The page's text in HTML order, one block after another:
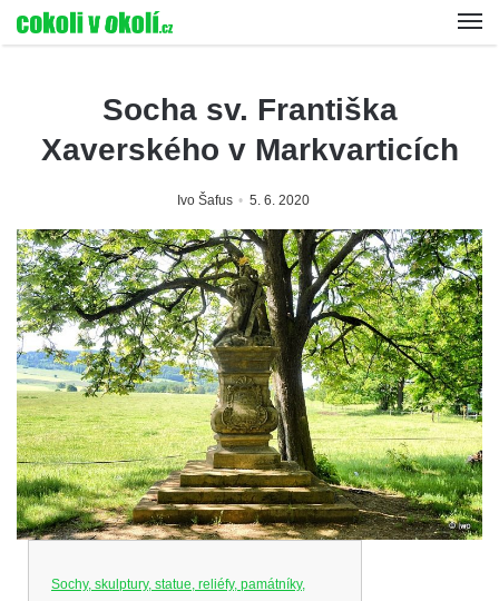
Socha sv. Františka
Xaverského v Markvarticích
Ivo Šafus 5. 6. 2020
Sochy, skulptury, statue, reliéfy, památníky,